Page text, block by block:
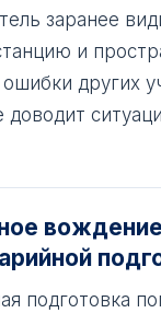
заранее
и
других
доводит
подготовка